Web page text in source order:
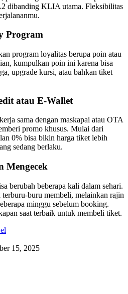
dibanding KLIA utama. Fleksibilitas
Program
program loyalitas berupa poin atau
kumpulkan poin ini karena bisa
upgrade kursi, atau bahkan tiket
atau E-Wallet
sama dengan maskapai atau OTA
promo khusus. Mulai dari
0% bisa bikin harga tiket lebih
sedang berlaku.
Mengecek
berubah beberapa kali dalam sehari.
buru membeli, melainkan rajin
minggu sebelum booking.
saat terbaik untuk membeli tiket.
15, 2025